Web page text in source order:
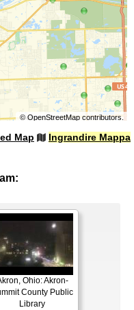
©OpenStreetMapcontributors.
Map Ingrandire Mappa
Ohio: Akron-
County Public
Library